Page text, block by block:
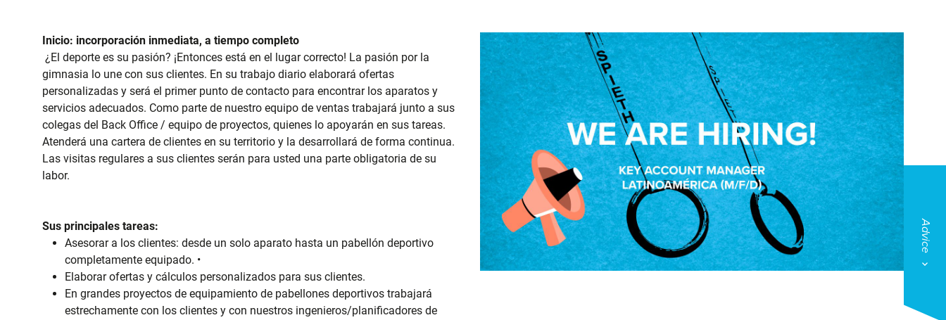
Inicio: incorporación inmediata, a tiempo completo
¿El deporte es su pasión? ¡Entonces está en el lugar correcto! La pasión por la
gimnasia lo une con sus clientes. En su trabajo diario elaborará ofertas
personalizadas y será el primer punto de contacto para encontrar los aparatos y
servicios adecuados. Como parte de nuestro equipo de ventas trabajará junto a sus
colegas del Back Office / equipo de proyectos, quienes lo apoyarán en sus tareas.
Atenderá una cartera de clientes en su territorio y la desarrollará de forma continua.
Las visitas regulares a sus clientes serán para usted una parte obligatoria de su
labor.
Sus principales tareas:
Asesorar a los clientes: desde un solo aparato hasta un pabellón deportivo
completamente equipado. •
Elaborar ofertas y cálculos personalizados para sus clientes.
En grandes proyectos de equipamiento de pabellones deportivos trabajará
estrechamente con los clientes y con nuestros ingenieros/planificadores de
Advice